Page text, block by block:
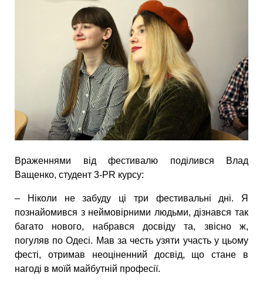
Враженнями від фестивалю поділився Влад
Ващенко, студент 3-PR курсу:
– Ніколи не забуду ці три фестивальні дні. Я
познайомився з неймовірними людьми, дізнався так
багато нового, набрався досвіду та, звісно ж,
погуляв по Одесі. Мав за честь узяти участь у цьому
фесті, отримав неоціненний досвід, що стане в
нагоді в моїй майбутній професії.